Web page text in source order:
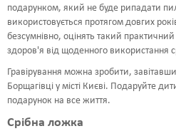
подарунком, який не буде рипадати
використовується протягом довгих
безсумнівно, оцінять такий
здоров'я від щоденного використання
Гравірування можна зробити,
Борщагівці у місті Києві. Подаруйте
подарунок на все життя.
Срібна ложка